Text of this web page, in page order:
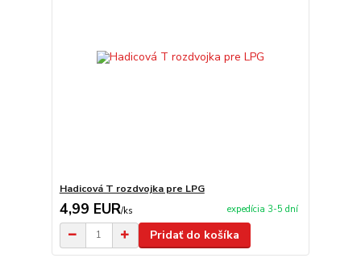
Hadicová T rozdvojka pre LPG
4,99 EUR/ks expedícia 3-5 dní
Pridať do košíka